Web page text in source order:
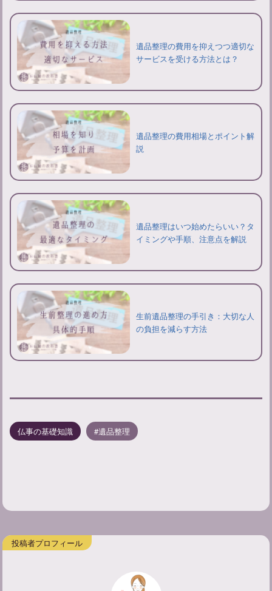
遺品整理の費用を抑えつつ適切な
サービスを受ける方法とは？
遺品整理の費用相場とポイント解
説
遺品整理はいつ始めたらいい？タ
イミングや手順、注意点を解説
生前遺品整理の手引き：大切な人
の負担を減らす方法
仏事の基礎知識 遺品整理